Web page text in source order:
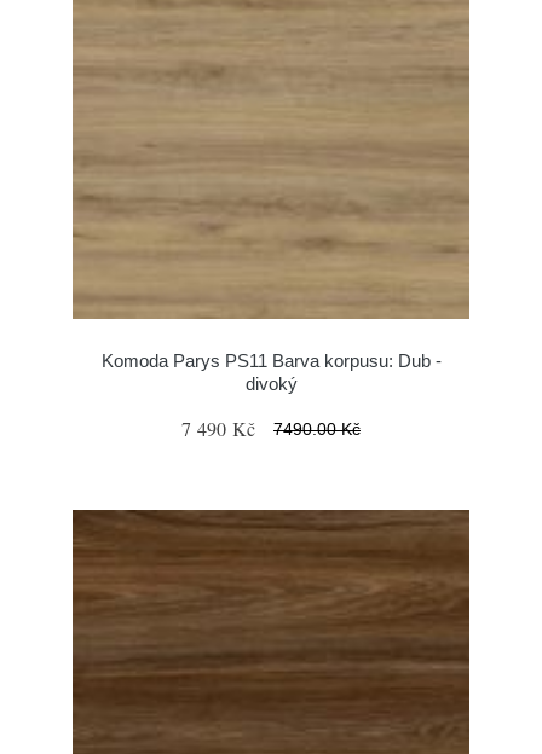
Komoda Parys PS11 Barva korpusu: Dub -
divoký
7 490 Kč 7490.00 Kč